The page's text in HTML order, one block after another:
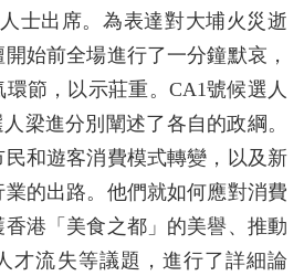
士出席。為表達對大埔火災逝
始前全場進行了一分鐘默哀，
節，以示莊重。CA1號候選人
梁進分別闡述了各自的政綱。
和遊客消費模式轉變，以及新
的出路。他們就如何應對消費
港「美食之都」的美譽、推動
才流失等議題，進行了詳細論